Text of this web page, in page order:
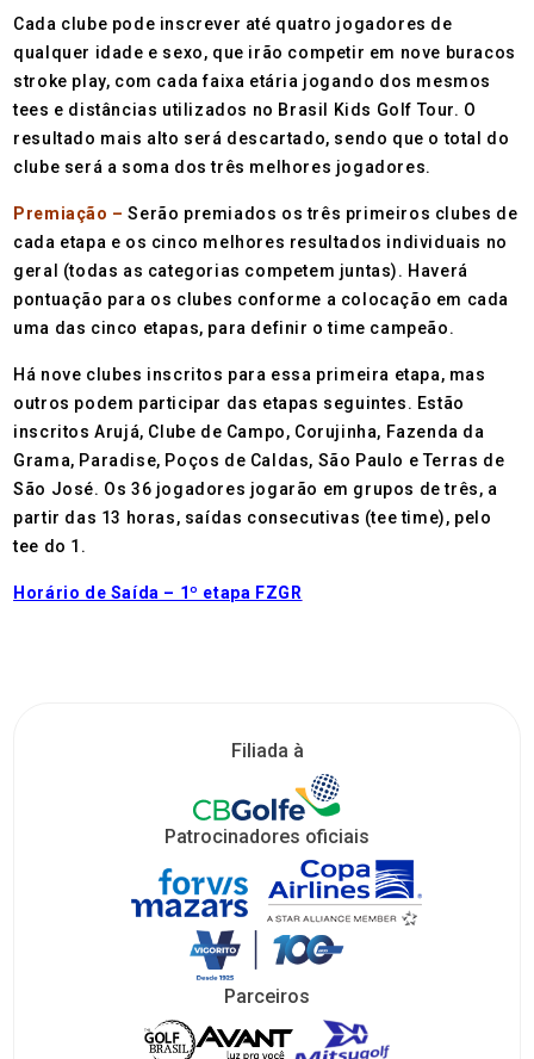
Cada clube pode inscrever até quatro jogadores de
qualquer idade e sexo, que irão competir em nove buracos
stroke play, com cada faixa etária jogando dos mesmos
tees e distâncias utilizados no Brasil Kids Golf Tour. O
resultado mais alto será descartado, sendo que o total do
clube será a soma dos três melhores jogadores.
Premiação – Serão premiados os três primeiros clubes de
cada etapa e os cinco melhores resultados individuais no
geral (todas as categorias competem juntas). Haverá
pontuação para os clubes conforme a colocação em cada
uma das cinco etapas, para definir o time campeão.
Há nove clubes inscritos para essa primeira etapa, mas
outros podem participar das etapas seguintes. Estão
inscritos Arujá, Clube de Campo, Corujinha, Fazenda da
Grama, Paradise, Poços de Caldas, São Paulo e Terras de
São José. Os 36 jogadores jogarão em grupos de três, a
partir das 13 horas, saídas consecutivas (tee time), pelo
tee do 1.
Horário de Saída – 1º etapa FZGR
Filiada à
Patrocinadores oficiais
Parceiros